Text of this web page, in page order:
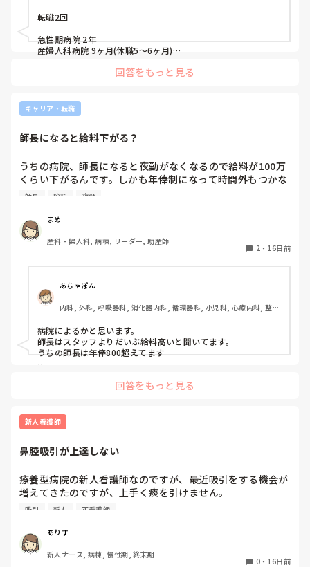
転職2回
急性期病院 2年
産婦人科病院 9ヶ月(休職5～6ヶ月)
です。参考になれば幸いです回答をもっと見る
キャリア・転職
師長になると給料下がる？
うちの病院、師長になると夜勤がなくなるので給料が100万
くらい下がるんです。しかも年俸制になって時間外もつかな
くなる。それって普通なんでしょうか。夜勤ありで主任まで
りのり4-50代の方々、どうですか？
師長 給料 夜勤
まめ
産科・婦人科, 病棟, リーダー, 助産師
2・ 16日前
あちゃぽん
内科, 外科, 呼吸器科, 消化器内科, 循環器科, 小児科, 心療内科, 整形
合診療科, 救急科, 超急性期, ICU, CCU, HCU, その他の科, ママナー
ス, 外来, 神経内科, 脳神経外科, NICU, 消化器外科, 一般病院, 慢性
期, 回復期, 終末期, オペ室, 透析, 検診・健診
病院によるかと思います。
師長はスタッフよりだいぶ給料高いと聞いてます。
うちの師長は年俸800超えてます
ったら、降格して一般スタッフしてますよ。
副主任で月五千円
主任で月一万
やってられないです笑
回答をもっと見る
新人看護師
鼻腔吸引が上達しない
療養型病院の新人看護師なのですが、最近吸引をする機会が
増えてきたのですが、上手く痰を引けません。
鼻腔はそもそも全然入らない人もいるし、入ったと思ったら
カテーテルを回転させながら、とよく聞きますが、そもそも
壁に引っ付いてて回せないし、どうしても上下に動かしてし
まいます。
吸引 新人 正看護師
ありす
新人ナース, 病棟, 慢性期, 終末期
0・ 16日前